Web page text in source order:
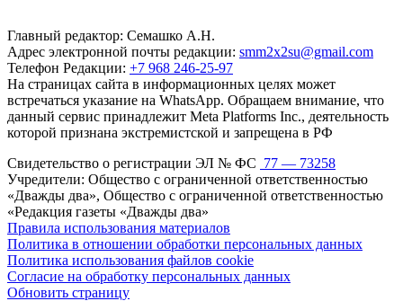
Главный редактор: Семашко А.Н.
Адрес электронной почты редакции: smm2x2su@gmail.com
Телефон Редакции: +7 968 246-25-97
На страницах сайта в информационных целях может
встречаться указание на WhatsApp. Обращаем внимание, что
данный сервис принадлежит Meta Platforms Inc., деятельность
которой признана экстремистской и запрещена в РФ
Свидетельство о регистрации ЭЛ № ФС 77 — 73258
Учредители: Общество с ограниченной ответственностью
«Дважды два», Общество с ограниченной ответственностью
«Редакция газеты «Дважды два»
Правила использования материалов
Политика в отношении обработки персональных данных
Политика использования файлов cookie
Согласие на обработку персональных данных
Обновить страницу